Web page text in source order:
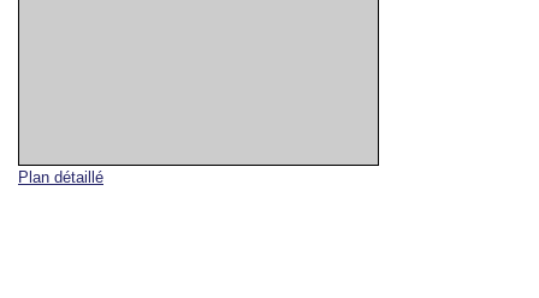
Plan détaillé